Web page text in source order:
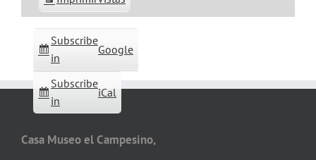
Subscribe
in
Google
Subscribe
in
iCal
Casa Museo el Campesino,